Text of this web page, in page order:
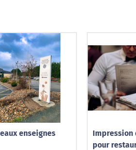
enseignes
Impression
pour